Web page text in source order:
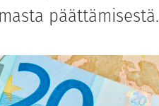
päättämisestä.